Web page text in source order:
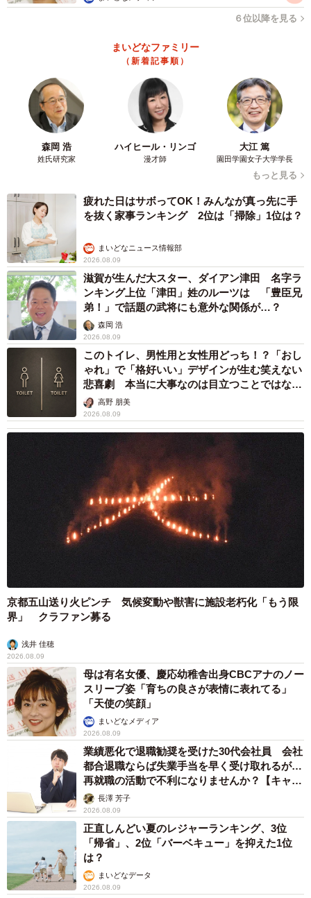
６位以降を見る
まいどなファミリー
（新着記事順）
森岡 浩
姓氏研究家
ハイヒール・リンゴ
漫才師
大江 篤
園田学園女子大学学長
もっと見る
疲れた日はサボってOK！みんなが真っ先に手
を抜く家事ランキング 2位は「掃除」1位は？
まいどなニュース情報部
2026.08.09
滋賀が生んだ大スター、ダイアン津田 名字ラ
ンキング上位「津田」姓のルーツは 「豊臣兄
弟！」で話題の武将にも意外な関係が…？
森岡 浩
2026.08.09
このトイレ、男性用と女性用どっち！？「おし
ゃれ」で「格好いい」デザインが生む笑えない
悲喜劇 本当に大事なのは目立つことではな
く…高野 朋美
2026.08.09
京都五山送り火ピンチ 気候変動や獣害に施設老朽化「もう限
界」 クラファン募る
浅井 佳穂
2026.08.09
母は有名女優、慶応幼稚舎出身CBCアナのノー
スリーブ姿「育ちの良さが表情に表れてる」
「天使の笑顔」
まいどなメディア
2026.08.09
業績悪化で退職勧奨を受けた30代会社員 会社
都合退職ならば失業手当を早く受け取れるが…
再就職の活動で不利になりませんか？【キャリ
アカウンセラーが解説】
長澤 芳子
2026.08.09
正直しんどい夏のレジャーランキング、3位
「帰省」、2位「バーベキュー」を抑えた1位
は？
まいどなデータ
2026.08.09